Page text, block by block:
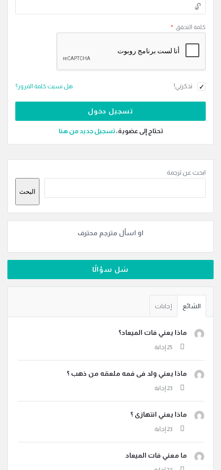
كلمة التحقق *
تذكرني! هل نسيت كلمة المرور؟
تحتاج إلى عضوية،‫تسجيل جديد من هنا
الجانبية
ابحث عن ترجمة
البحث
او اسأل مترجم محترف
سَل سؤالًا
الشائع إجابات
ماذا يعني فات الميعاد؟
ماذا يعني ولد فى فمه ملعقه من ذهب ؟
ماذا يعني انتهازى ؟
ما معني فات الميعاد